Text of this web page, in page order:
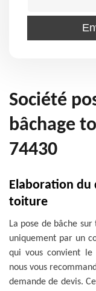
Société
bâchage
74430
Elaboration du
toiture
La pose de bâche
uniquement par un
qui vous convient
nous vous
demande de devis.